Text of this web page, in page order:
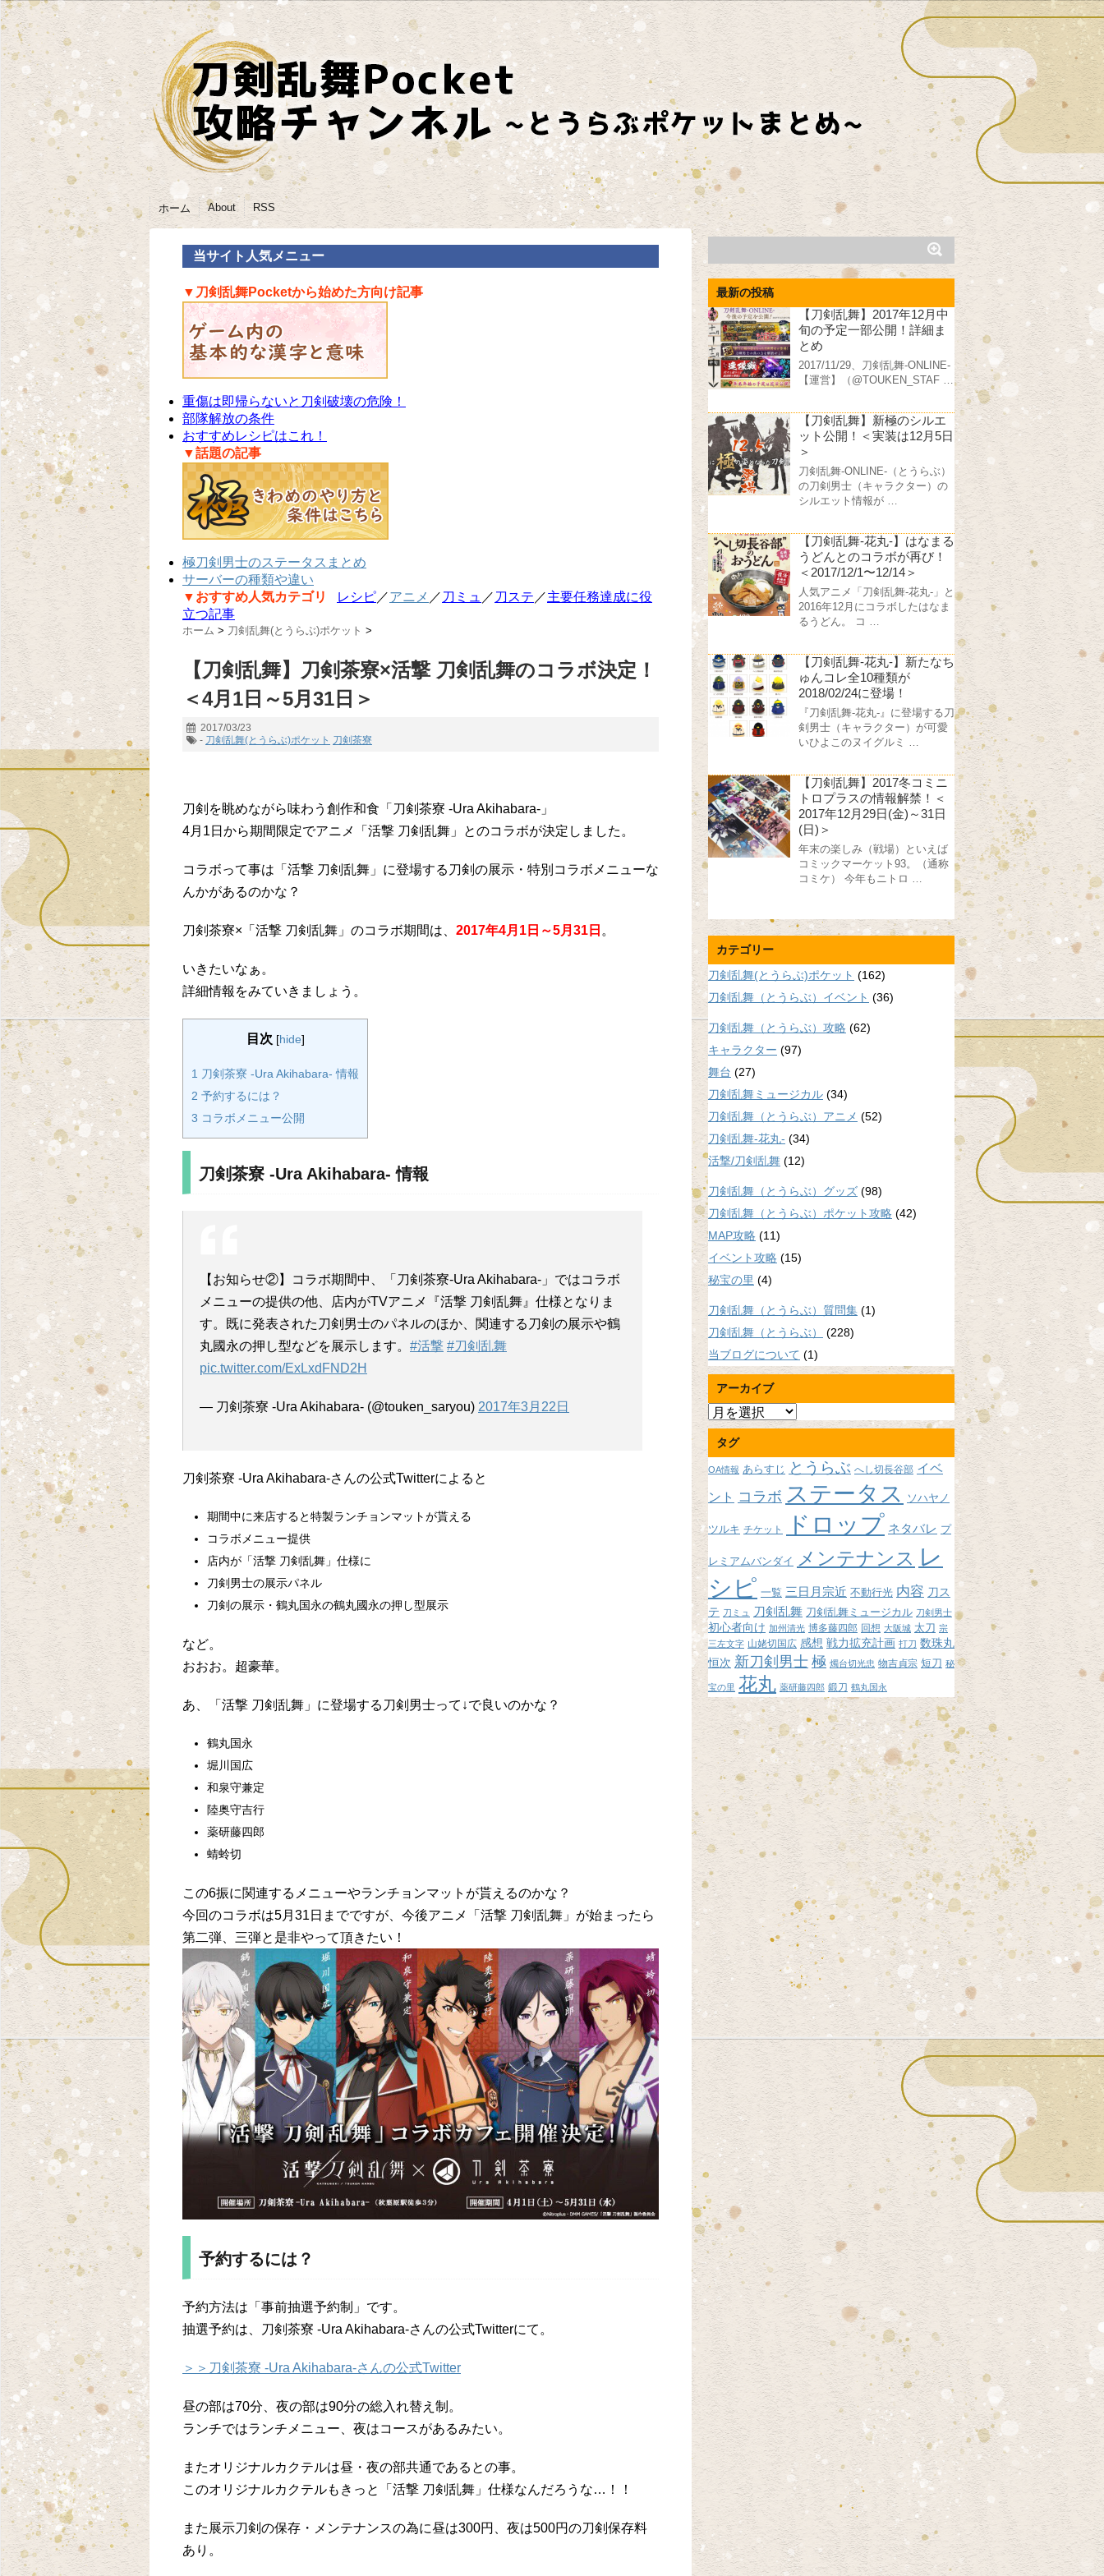
ホーム About RSS
当サイト人気メニュー
▼刀剣乱舞Pocketから始めた方向け記事
重傷は即帰らないと刀剣破壊の危険！
部隊解放の条件
おすすめレシピはこれ！
▼話題の記事
極刀剣男士のステータスまとめ
サーバーの種類や違い
▼おすすめ人気カテゴリ
レシピ／アニメ ／ 刀ミュ ／ 刀ステ ／主要任務達成に役
立つ記事
ホーム > 刀剣乱舞(とうらぶ)ポケット >
【刀剣乱舞】刀剣茶寮×活撃 刀剣乱舞のコラボ決定！
＜4月1日～5月31日＞
2017/03/23
- 刀剣乱舞(とうらぶ)ポケット 刀剣茶寮
刀剣を眺めながら味わう創作和食「刀剣茶寮 -Ura Akihabara-」
4月1日から期間限定でアニメ「活撃 刀剣乱舞」とのコラボが決定しました。
コラボって事は「活撃 刀剣乱舞」に登場する刀剣の展示・特別コラボメニューな
んかがあるのかな？
刀剣茶寮×「活撃 刀剣乱舞」のコラボ期間は、 2017年4月1日～5月31日 。
いきたいなぁ。
詳細情報をみていきましょう。
目次 [hide]
1 刀剣茶寮 -Ura Akihabara-‏ 情報
2 予約するには？
3 コラボメニュー公開
刀剣茶寮 -Ura Akihabara-‏ 情報
【お知らせ②】コラボ期間中、「刀剣茶寮-Ura Akihabara-」ではコラボ
メニューの提供の他、店内がTVアニメ『活撃 刀剣乱舞』仕様となりま
す。既に発表された刀剣男士のパネルのほか、関連する刀剣の展示や鶴
丸國永の押し型などを展示します。 #活撃 #刀剣乱舞
pic.twitter.com/ExLxdFND2H
— 刀剣茶寮 -Ura Akihabara- (@touken_saryou) 2017年3月22日
刀剣茶寮 -Ura Akihabara-さんの公式Twitterによると
期間中に来店すると特製ランチョンマットが貰える
コラボメニュー提供
店内が「活撃 刀剣乱舞」仕様に
刀剣男士の展示パネル
刀剣の展示・鶴丸国永の鶴丸國永の押し型展示
など。
おおお。超豪華。
あ、「活撃 刀剣乱舞」に登場する刀剣男士って↓で良いのかな？
鶴丸国永
堀川国広
和泉守兼定
陸奥守吉行
薬研藤四郎
蜻蛉切
この6振に関連するメニューやランチョンマットが貰えるのかな？
今回のコラボは5月31日までですが、今後アニメ「活撃 刀剣乱舞」が始まったら
第二弾、三弾と是非やって頂きたい！
予約するには？
予約方法は「事前抽選予約制」です。
抽選予約は、刀剣茶寮 -Ura Akihabara-さんの公式Twitterにて。
＞＞刀剣茶寮 -Ura Akihabara-さんの公式Twitter
昼の部は70分、夜の部は90分の総入れ替え制。
ランチではランチメニュー、夜はコースがあるみたい。
またオリジナルカクテルは昼・夜の部共通であるとの事。
このオリジナルカクテルもきっと「活撃 刀剣乱舞」仕様なんだろうな…！！
また展示刀剣の保存・メンテナンスの為に昼は300円、夜は500円の刀剣保存料
あり。
最新の投稿
【刀剣乱舞】2017年12月中
旬の予定一部公開！詳細ま
とめ
2017/11/29、刀剣乱舞-ONLINE-
【運営】（@TOUKEN_STAF …
【刀剣乱舞】新極のシルエ
ット公開！＜実装は12月5日
＞
刀剣乱舞-ONLINE-（とうらぶ）
の刀剣男士（キャラクター）の
シルエット情報が …
【刀剣乱舞-花丸-】はなまる
うどんとのコラボが再び！
＜2017/12/1〜12/14＞
人気アニメ「刀剣乱舞-花丸-」と
2016年12月にコラボしたはなま
るうどん。 コ …
【刀剣乱舞-花丸-】新たなち
ゅんコレ全10種類が
2018/02/24に登場！
『刀剣乱舞-花丸-』に登場する刀
剣男士（キャラクター）が可愛
いひよこのヌイグルミ …
【刀剣乱舞】2017冬コミニ
トロプラスの情報解禁！＜
2017年12月29日(金)～31日
(日)＞
年末の楽しみ（戦場）といえば
コミックマーケット93。（通称
コミケ） 今年もニトロ …
カテゴリー
刀剣乱舞(とうらぶ)ポケット (162)
刀剣乱舞（とうらぶ）イベント (36)
刀剣乱舞（とうらぶ）攻略 (62)
キャラクター (97)
舞台 (27)
刀剣乱舞ミュージカル (34)
刀剣乱舞（とうらぶ）アニメ (52)
刀剣乱舞-花丸- (34)
活撃/刀剣乱舞 (12)
刀剣乱舞（とうらぶ）グッズ (98)
刀剣乱舞（とうらぶ）ポケット攻略 (42)
MAP攻略 (11)
イベント攻略 (15)
秘宝の里 (4)
刀剣乱舞（とうらぶ）質問集 (1)
刀剣乱舞（とうらぶ）
(228)
当ブログについて (1)
アーカイブ
ア
ー
カ
イ
ブ
タグ
OA情報 あらすじ とうらぶ へし切長谷部 イベ
ント コラボ ステータス ソハヤノ
ツルキ チケット ドロップ ネタバレ プ
レミアムバンダイ メンテナンス レ
シピ 一覧 三日月宗近 不動行光 内容 刀ス
テ 刀ミュ 刀剣乱舞 刀剣乱舞ミュージカル 刀剣男士
初心者向け 加州清光 博多藤四郎 回想 大阪城 太刀 宗
三左文字 山姥切国広 感想 戦力拡充計画 打刀 数珠丸
恒次 新刀剣男士 極 燭台切光忠 物吉貞宗 短刀 秘
宝の里 花丸 薬研藤四郎 鍛刀 鶴丸国永